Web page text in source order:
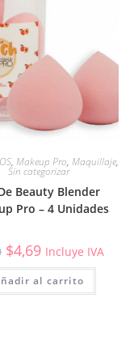
,Makeup Pro,Maquillaje,
Sin categorizar
Beauty Blender
Pro – 4 Unidades
$4,69 Incluye IVA
al carrito